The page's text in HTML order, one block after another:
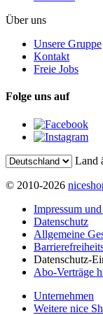
Über uns
Unsere Gruppe
Kontakt
Freie Jobs
Folge uns auf
Land
© 2010-2026
Impressum
Datenschutz
Allgemeine
Datenschutz-
Abo-Verträge
Unternehmen
Weitere nice